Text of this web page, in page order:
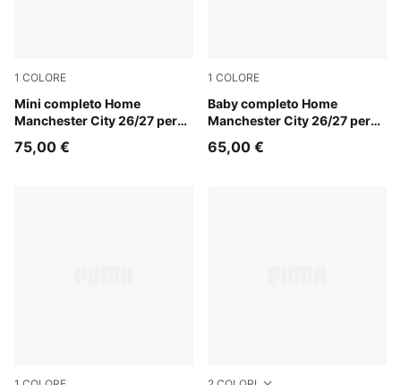
1 COLORE
Mini completo Home
Manchester City 26/27 per
Team Light Blue-Icy Blue
75,00 €
1 COLORE
Baby completo Home
Manchester City 26/27 per
Team Light Blue-Icy Blue
65,00 €